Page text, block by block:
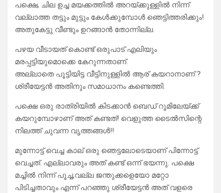
പക്ഷെ, ചില ഉച്ച മയക്കത്തിൽ അറയ്ക്കുള്ളിൽ നിന്ന്
വല്ലാത്ത തട്ടും മുട്ടും കേൾക്കുമ്പോൾ ഞെട്ടിത്തരിക്കും!
അതുകേട്ടു വീണ്ടും ഉറങ്ങാൻ തോന്നില്ല.
പഴയ വീടായത് കൊണ്ട് ഒരുപാട് എലിയും
മരപ്പട്ടിയുമൊക്കെ കേറുന്നതാണ്.
അല്ലാതെ പൂട്ടിയിട്ട വീട്ടിനുള്ളിൽ ആര് കയറാനാണ് ?
ശ്രീയേട്ടൻ അതിനും സമാധാനം കണ്ടെത്തി.
പക്ഷെ ഒരു രാത്രിയിൽ കിടക്കാൻ ബെഡ് റൂമിലേയ്ക്ക്
കയറുമ്പോഴാണ് അത് കണ്ടത്! വെളുത്ത ടൈൽസിന്റെ
നിലത്ത് ചുവന്ന വൃത്തങ്ങൾ!!
മുന്നോട്ട് വെച്ച കാല് ഒരു ഞെട്ടലോടെയാണ് പിന്നോട്ട്
വെച്ചത്. എല്ലാവരും അത് കണ്ട് ഒന്ന് ഭയന്നു. പക്ഷെ
മച്ചിൽ നിന്ന് പൂച്ച,വല്ല ജന്തുക്കളെയോ മറ്റോ
പിടിച്ചതാവും എന്ന് പറഞ്ഞു ശ്രീയേട്ടൻ അത് വളരെ